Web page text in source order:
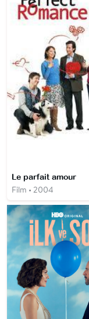
Le parfait amour
Film • 2004